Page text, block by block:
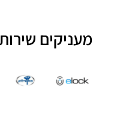
מעניקים